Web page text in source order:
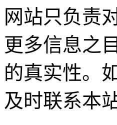
网站只负责
更多信息之
的真实性。
及时联系本